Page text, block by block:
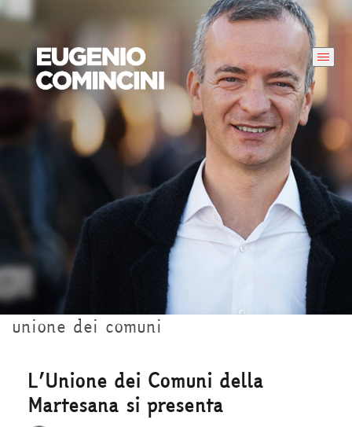
unione dei comuni
L’Unione dei Comuni della
Martesana si presenta